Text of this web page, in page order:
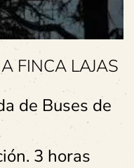
FINCA LAJAS
de Buses de
3 horas